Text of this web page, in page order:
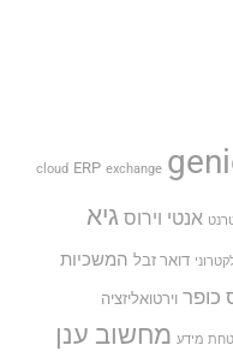
cloud ERP exchange
אנטי וירוס גיא
דואר זבל המשכיות
כופר וירטואליזציה
מידע מחשוב ענן